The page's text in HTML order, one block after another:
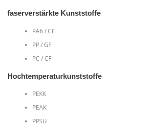
faserverstärkte Kunststoffe
PA6 / CF
PP / GF
PC / CF
Hochtemperaturkunststoffe
PEKK
PEAK
PPSU